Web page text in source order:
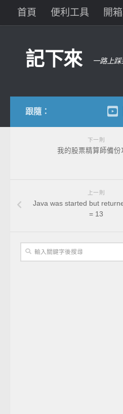
首頁 便利工具 開
記下來 一路上
跟隨：
下一則
我的股票精算師備份
上一則
Java was started but
= 13